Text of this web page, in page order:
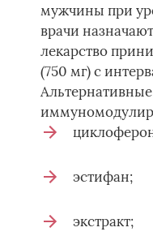
мужчины при
врачи
лекарство
(750 мг) с
эстифан;
экстракт;